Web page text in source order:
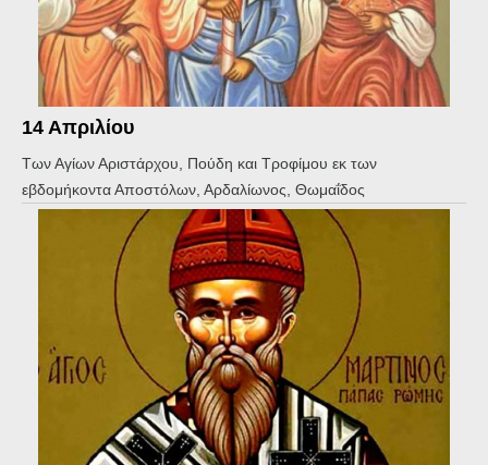
14 Απριλίου
Των Αγίων Αριστάρχου, Πούδη και Τροφίμου εκ των
εβδομήκοντα Αποστόλων, Αρδαλίωνος, Θωμαΐδος